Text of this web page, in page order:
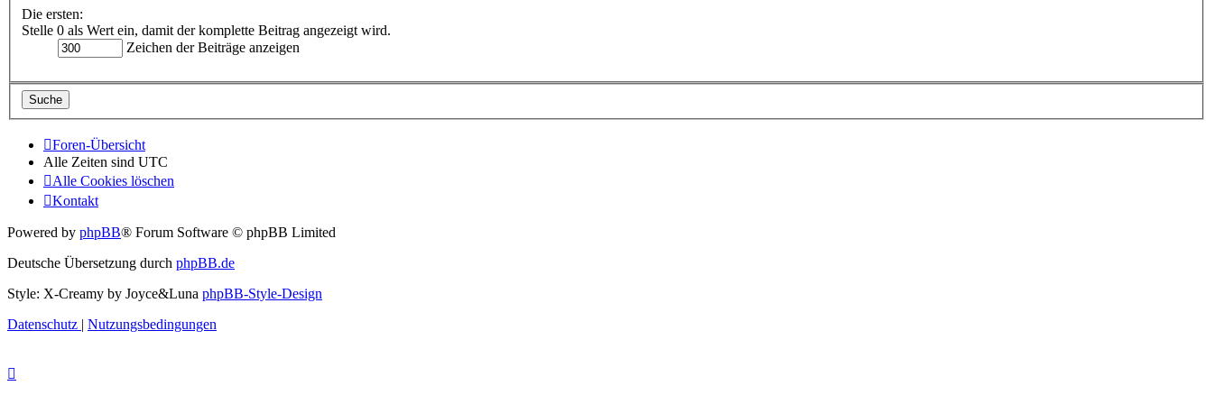
Die ersten:
Stelle 0 als Wert ein, damit der komplette Beitrag angezeigt wird.
Zeichen der Beiträge anzeigen
Foren-Übersicht
Alle Zeiten sind UTC
Alle Cookies löschen
Kontakt
Powered by phpBB® Forum Software © phpBB Limited
Deutsche Übersetzung durch phpBB.de
Style: X-Creamy by Joyce&Luna phpBB-Style-Design
Datenschutz | Nutzungsbedingungen